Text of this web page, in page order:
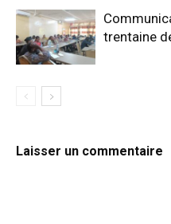
trentaine
Laisser un commentaire